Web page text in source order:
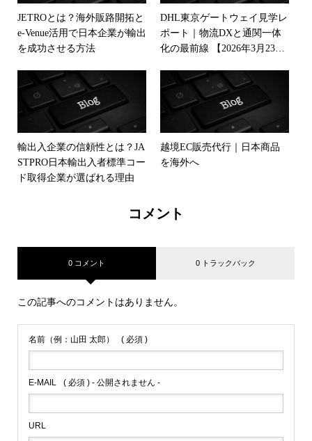
JETROとは？海外販路開拓と
e-Venue活用で日本企業が輸出
を成功させる方法
DHL東京ゲートウェイ見学レ
ポート｜物流DXと通関一体
化の最前線 【2026年3月23
輸出入企業の信頼性とは？JA
STPRO日本輸出入者標準コー
ド取得企業が選ばれる理由
越境EC販売代行｜日本商品
を海外へ
コメント
0 コメント 0 トラックバック
この記事へのコメントはありません。
名前（例：山田 太郎） ( 必須 )
E-MAIL ( 必須 ) - 公開されません -
URL